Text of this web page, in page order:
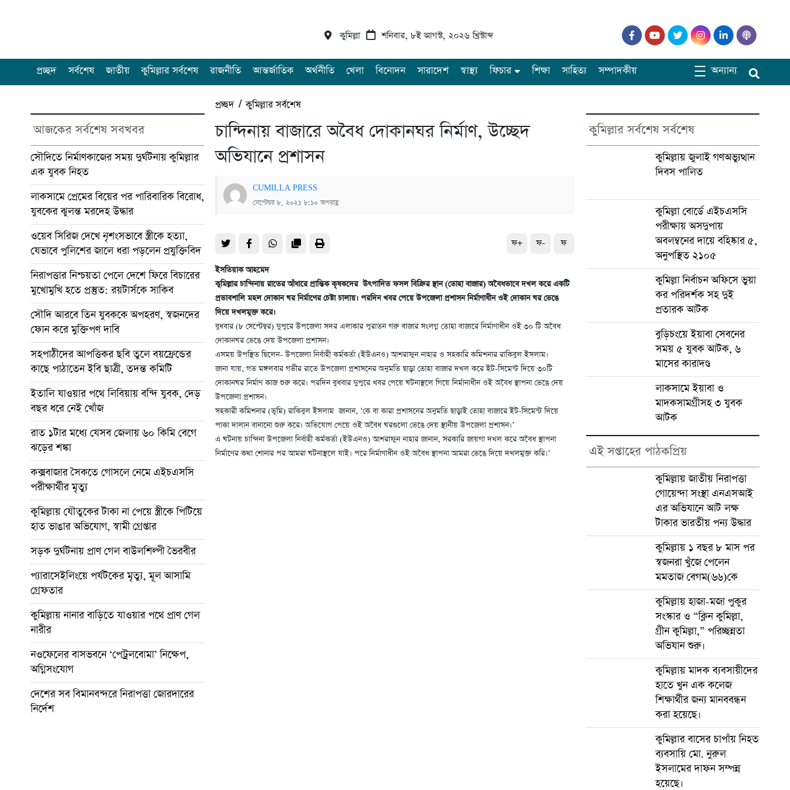
কুমিল্লা শনিবার, ৮ই আগস্ট, ২০২৬ খ্রিস্টাব্দ
প্রচ্ছদ সর্বশেষ জাতীয় কুমিল্লার সর্বশেষ রাজনীতি আন্তর্জাতিক অর্থনীতি খেলা বিনোদন সারাদেশ স্বাস্থ্য ফিচার শিক্ষা সাহিত্য সম্পাদকীয় অন্যান্য
আজকের সর্বশেষ সবখবর
সৌদিতে নির্মাণকাজের সময় দুর্ঘটনায় কুমিল্লার
এক যুবক নিহত
লাকসামে প্রেমের বিয়ের পর পারিবারিক বিরোধ,
যুবকের ঝুলন্ত মরদেহ উদ্ধার
ওয়েব সিরিজ দেখে নৃশংসভাবে স্ত্রীকে হত্যা,
যেভাবে পুলিশের জালে ধরা পড়লেন প্রযুক্তিবিদ
নিরাপত্তার নিশ্চয়তা পেলে দেশে ফিরে বিচারের
মুখোমুখি হতে প্রস্তুত: রয়টার্সকে সাকিব
সৌদি আরবে তিন যুবককে অপহরণ, স্বজনদের
ফোন করে মুক্তিপণ দাবি
সহপাঠীদের আপত্তিকর ছবি তুলে বয়ফ্রেন্ডের
কাছে পাঠাতেন ইবি ছাত্রী, তদন্ত কমিটি
ইতালি যাওয়ার পথে লিবিয়ায় বন্দি যুবক, দেড়
বছর ধরে নেই খোঁজ
রাত ১টার মধ্যে যেসব জেলায় ৬০ কিমি বেগে
ঝড়ের শঙ্কা
কক্সবাজার সৈকতে গোসলে নেমে এইচএসসি
পরীক্ষার্থীর মৃত্যু
কুমিল্লায় যৌতুকের টাকা না পেয়ে স্ত্রীকে পিটিয়ে
হাত ভাঙার অভিযোগ, স্বামী গ্রেপ্তার
সড়ক দুর্ঘটনায় প্রাণ গেল বাউলশিল্পী ভৈরবীর
প্যারাসেইলিংয়ে পর্যটকের মৃত্যু, মূল আসামি
গ্রেফতার
কুমিল্লায় নানার বাড়িতে যাওয়ার পথে প্রাণ গেল
নারীর
নওফেলের বাসভবনে ‘পেট্রলবোমা’ নিক্ষেপ,
অগ্নিসংযোগ
দেশের সব বিমানবন্দরে নিরাপত্তা জোরদারের
নির্দেশ
প্রচ্ছদ/কুমিল্লার সর্বশেষ
চান্দিনায় বাজারে অবৈধ দোকানঘর নির্মাণ, উচ্ছেদ
অভিযানে প্রশাসন
CUMILLA PRESS
সেপ্টেম্বর ৮, ২০২১ ৮:১০ অপরাহ্ণ
ফ+ ফ- ফ
ইসতিয়াক আহমেদ
কুমিল্লার চান্দিনায় রাতের আঁধারে প্রান্তিক কৃষকদের উৎপাদিত ফসল বিক্রির স্থান (তোহা বাজার) অবৈধভাবে দখল করে একটি
প্রভাবশালি মহল দোকান ঘর নির্মাণের চেষ্টা চালায়। পরদিন খবর পেয়ে উপজেলা প্রশাসন নির্মাণাধীন ওই দোকান ঘর ভেঙে
দিয়ে দখলমুক্ত করে।
বুধবার (৮ সেপ্টেম্বর) দুপুরে উপজেলা সদর এলাকার পুরাতন গরু বাজার সংলগ্ন তোহা বাজারে নির্মাণাধীন ওই ৩০ টি অবৈধ
দোকানঘর ভেঙে দেয় উপজেলা প্রশাসন।
এসময় উপস্থিত ছিলেন- উপজেলা নির্বাহী কর্মকর্তা (ইউএনও) আশরাফুন নাহার ও সহকারি কমিশনার রাকিবুল ইসলাম।
জানা যায়, গত মঙ্গলবার গভীর রাতে উপজেলা প্রশাসনের অনুমতি ছাড়া তোহা বাজার দখল করে ইট-সিমেন্ট দিয়ে ৩০টি
দোকানঘর নির্মাণ কাজ শুরু করে। পরদিন বুধবার দুপুরে খবর পেয়ে ঘটনাস্থলে গিয়ে নির্মানাধীন ওই অবৈধ স্থাপনা ভেঙে দেয়
উপজেলা প্রশাসন।
সহকারী কমিশনার (ভূমি) রাকিবুল ইসলাম জানান, ‘কে বা কারা প্রশাসনের অনুমতি ছাড়াই তোহা বাজারে ইট-সিমেন্ট দিয়ে
পাকা দালান বানানো শুরু করে। অভিযোগ পেয়ে ওই অবৈধ ঘরগুলো ভেঙে দেয় স্থানীয় উপজেলা প্রশাসন।’
এ ঘটনায় চান্দিনা উপজেলা নির্বাহী কর্মকর্তা (ইউএনও) আশরাফুন নাহার জানান, সরকারি জায়গা দখল করে অবৈধ স্থাপনা
নির্মাণের কথা শোনার পর আমরা ঘটনাস্থলে যাই। পরে নির্মাণাধীন ওই অবৈধ স্থাপনা আমরা ভেঙে দিয়ে দখলমুক্ত করি।’
কুমিল্লার সর্বশেষ সর্বশেষ
কুমিল্লায় জুলাই গণঅভ্যুত্থান
দিবস পালিত
কুমিল্লা বোর্ডে এইচএসসি
পরীক্ষায় অসদুপায়
অবলম্বনের দায়ে বহিষ্কার ৫,
অনুপস্থিত ২১০৫
কুমিল্লা নির্বাচন অফিসে ভুয়া
কর পরিদর্শক সহ দুই
প্রতারক আটক
বুড়িচংয়ে ইয়াবা সেবনের
সময় ৫ যুবক আটক, ৬
মাসের কারাদণ্ড
লাকসামে ইয়াবা ও
মাদকসামগ্রীসহ ৩ যুবক
আটক
এই সপ্তাহের পাঠকপ্রিয়
কুমিল্লায় জাতীয় নিরাপত্তা
গোয়েন্দা সংস্থা এনএসআই
এর অভিযানে আট লক্ষ
টাকার ভারতীয় পন্য উদ্ধার
কুমিল্লায় ১ বছর ৮ মাস পর
স্বজনরা খুঁজে পেলেন
মমতাজ বেগম(৬৬)কে
কুমিল্লায় হাজা-মজা পুকুর
সংস্কার ও “ক্লিন কুমিল্লা,
গ্রীন কুমিল্লা,” পরিচ্ছন্নতা
অভিযান শুরু।
কুমিল্লায় মাদক ব্যবসায়ীদের
হাতে খুন এক কলেজ
শিক্ষার্থীর জন্য মানববন্ধন
করা হয়েছে।
কুমিল্লার বাসের চাপাঁয় নিহত
ব্যবসায়ি মো. নুরুল
ইসলামের দাফন সম্পন্ন
হয়েছে।